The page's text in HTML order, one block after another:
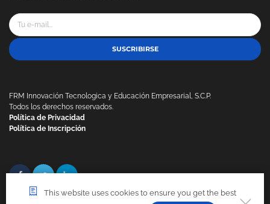
SUSCRIBIRSE
FRM Innovación Tecnologica y Educación Empresarial, S.C.P.
Todos los derechos reservados.
Política de Privacidad
Política de Inscripción
This website uses cookies to ensure you get the best